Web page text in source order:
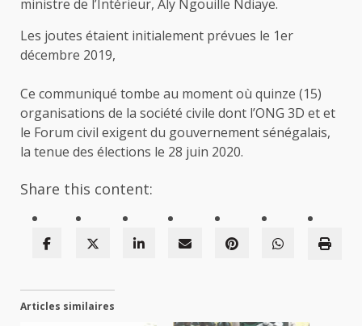
ministre de l’Intérieur, Aly Ngouille Ndiaye.
Les joutes étaient initialement prévues le 1er
décembre 2019,
Ce communiqué tombe au moment où quinze (15)
organisations de la société civile dont l’ONG 3D et et
le Forum civil exigent du gouvernement sénégalais,
la tenue des élections le 28 juin 2020.
Share this content:
Articles similaires